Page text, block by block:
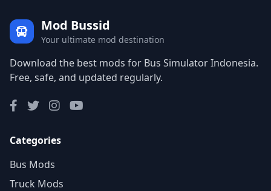
Mod Bussid
Your ultimate mod destination
Download the best mods for Bus Simulator Indonesia.
Free, safe, and updated regularly.
Categories
Bus Mods
Truck Mods